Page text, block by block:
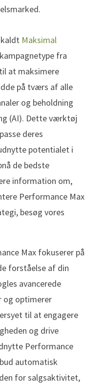
Maksimal
fra
at maksimere
på tværs af alle
og beholdning
(AI). Dette værktøj
deres
potentialet i
de bedste
information om,
Performance Max
besøg vores
Max fokuserer på
forståelse af din
avancerede
og optimerer
til at engagere
og drive
Performance
automatisk
for salgsaktivitet,